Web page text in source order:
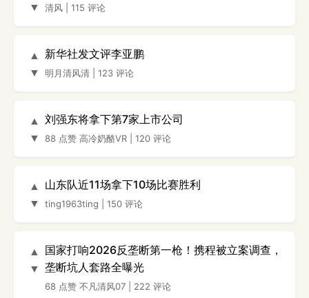
▼
清风 115 评论
▲
▼
新华社发文评李亚鹏
明月清风清 123 评论
▲
▼
刘强东将拿下第7家上市公司
88 点赞 高冷奶酪VR 120 评论
▲
▼
山东队近11场拿下10场比赛胜利
ting1963ting 150 评论
▲
▼
国家打响2026反垄断第一枪！携程被立案调查，
垄断坑人套路全曝光
68 点赞 不凡清风07 222 评论